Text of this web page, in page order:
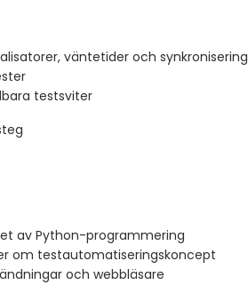
väntetider och synkronisering
testsviter
av Python-programmering
om testautomatiseringskoncept
och webbläsare